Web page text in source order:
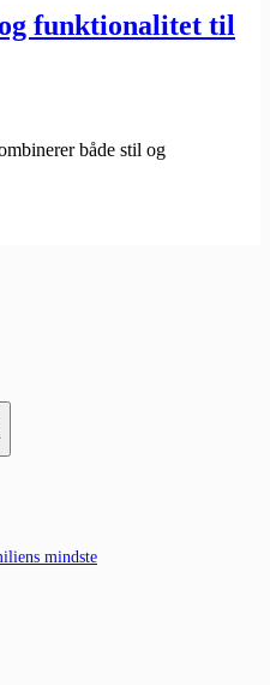
funktionalitet til
både stil og
mindste